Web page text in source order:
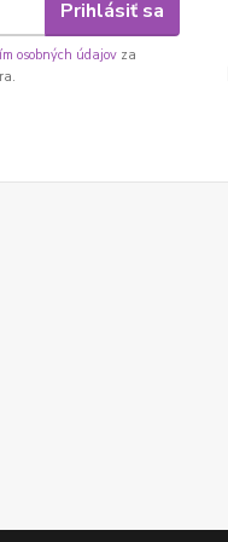
Prihlásiť sa
osobných údajov za